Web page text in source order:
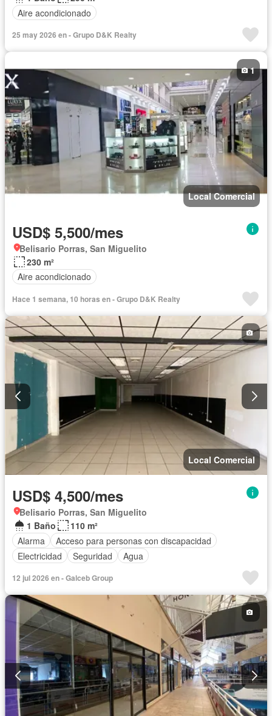
Aire acondicionado
25 may 2026 en - Grupo D&K Realty
Local Comercial
1
USD$ 5,500/mes
Belisario Porras, San Miguelito
230 m²
Aire acondicionado
Hace 1 semana, 10 horas en - Grupo D&K Realty
Local Comercial
USD$ 4,500/mes
Belisario Porras, San Miguelito
1 Baño
110 m²
Alarma
Acceso para personas con discapacidad
Electricidad
Seguridad Agua
12 jul 2026 en - Galceb Group